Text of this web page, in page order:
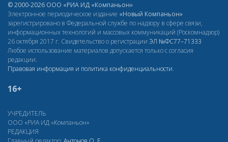
© 2000-2026 ООО «РИА ИД «Компаньон»
Электронное периодическое издание «Новый Компаньон»
зарегистрировано в Федеральной службе по надзору в сфере связи,
информационных технологий и массовых коммуникаций (Роскомнадзор)
26 октября 2017 г. Свидетельство о регистрации ЭЛ №ФС77–71333
Любое использование материалов допускается только с согласия
редакции.
Правовая информация и политика конфиденциальности.
16+
УЧРЕДИТЕЛЬ
ООО «РИА ИД «Компаньон»
РЕДАКЦИЯ